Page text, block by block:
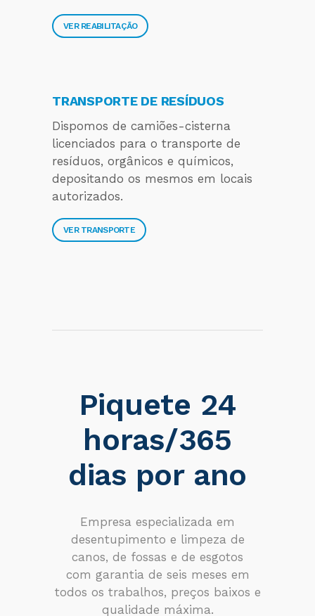
VER REABILITAÇÃO
TRANSPORTE DE RESÍDUOS
Dispomos de camiões-cisterna
licenciados para o transporte de
resíduos, orgânicos e químicos,
depositando os mesmos em locais
autorizados.
VER TRANSPORTE
Piquete 24
horas/365
dias por ano
Empresa especializada em
desentupimento e limpeza de
canos, de fossas e de esgotos
com garantia de seis meses em
todos os trabalhos, preços baixos e
qualidade máxima.